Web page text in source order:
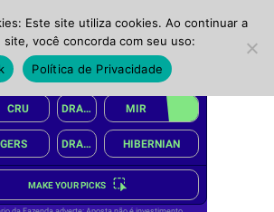
Este site utiliza cookies. Ao continuar a
site, você concorda com seu uso:
Política de Privacidade